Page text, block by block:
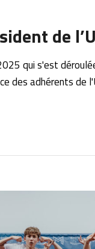
de
qui s'est
des adhérents de